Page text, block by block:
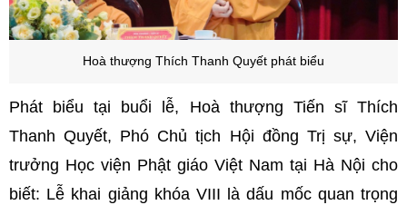
Hoà thượng Thích Thanh Quyết phát biểu
Phát biểu tại buổi lễ, Hoà thượng Tiến sĩ Thích
Thanh Quyết, Phó Chủ tịch Hội đồng Trị sự, Viện
trưởng Học viện Phật giáo Việt Nam tại Hà Nội cho
biết: Lễ khai giảng khóa VIII là dấu mốc quan trọng